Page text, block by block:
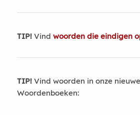
TIP!Vind woorden die eindigen
TIP!Vind woorden in onze
Woordenboeken: